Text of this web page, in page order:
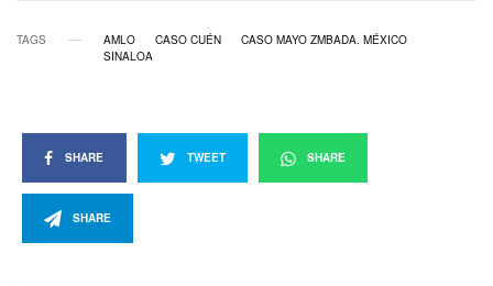
TAGS AMLO CASO CUÉN
CASO MAYO ZMBADA. MÉXICO
SINALOA
SHARE TWEET SHARE
SHARE